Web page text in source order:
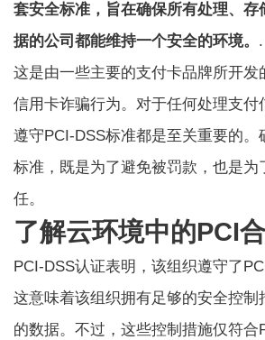
套安全标准，旨在确保所有处理、存
据的公司都能维持一个安全的环境。 .
这是由一些主要的支付卡品牌所开发
信用卡诈骗行为。对于任何处理支付
遵守PCI-DSS标准都是至关重要的。
标准，既是为了避免被罚款，也是为
任。
了解云环境中的PCI
PCI-DSS认证表明，该组织遵守了
这意味着该组织拥有足够的安全控制
的数据。不过，这些控制措施仅符合